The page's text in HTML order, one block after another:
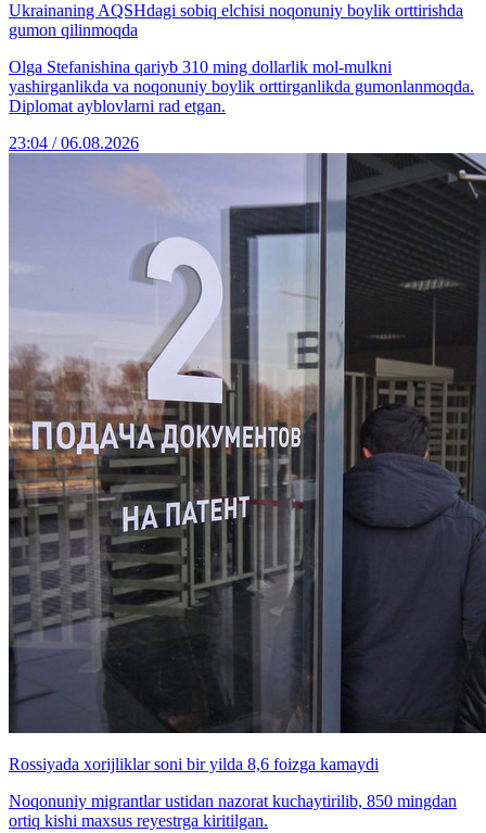
Ukrainaning AQSHdagi sobiq elchisi noqonuniy boylik orttirishda
gumon qilinmoqda
Olga Stefanishina qariyb 310 ming dollarlik mol-mulkni
yashirganlikda va noqonuniy boylik orttirganlikda gumonlanmoqda.
Diplomat ayblovlarni rad etgan.
23:04 / 06.08.2026
Rossiyada xorijliklar soni bir yilda 8,6 foizga kamaydi
Noqonuniy migrantlar ustidan nazorat kuchaytirilib, 850 mingdan
ortiq kishi maxsus reyestrga kiritilgan.